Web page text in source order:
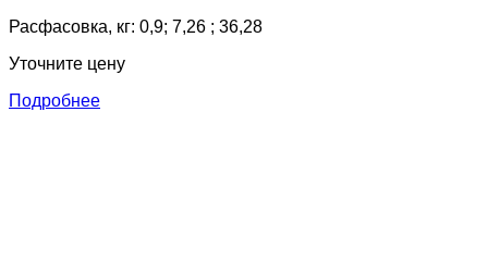
Расфасовка, кг: 0,9; 7,26 ; 36,28
Уточните цену
Подробнее